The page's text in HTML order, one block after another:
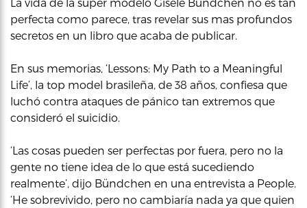
perfecta como parece, tras revelar sus mas profundos
secretos en un libro que acaba de publicar.
En sus memorias, ‘Lessons: My Path to a Meaningful
Life’, la top model brasileña, de 38 años, confiesa que
luchó contra ataques de pánico tan extremos que
consideró el suicidio.
‘Las cosas pueden ser perfectas por fuera, pero no la
gente no tiene idea de lo que está sucediendo
realmente’, dijo Bündchen en una entrevista a People.
‘He sobrevivido, pero no cambiaría nada ya que quien